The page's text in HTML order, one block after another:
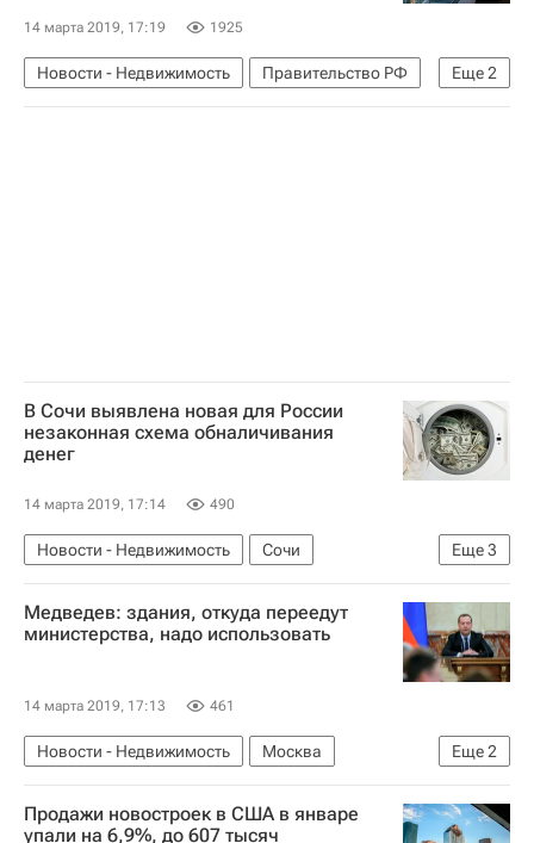
14 марта 2019, 17:19 1925
Еще2
Новости - Недвижимость
Правительство РФ
Дмитрий Медведев
Москва-Сити
В Сочи выявлена новая для России
незаконная схема обналичивания
денег
14 марта 2019, 17:14 490
Еще3
Новости - Недвижимость
Сочи
Недвижимость
Криминал
Прокуратура Краснодарского края
Медведев: здания, откуда переедут
министерства, надо использовать
14 марта 2019, 17:13 461
Еще2
Новости - Недвижимость
Москва
Дмитрий Медведев
Москва-Сити
Продажи новостроек в США в январе
упали на 6,9%, до 607 тысяч